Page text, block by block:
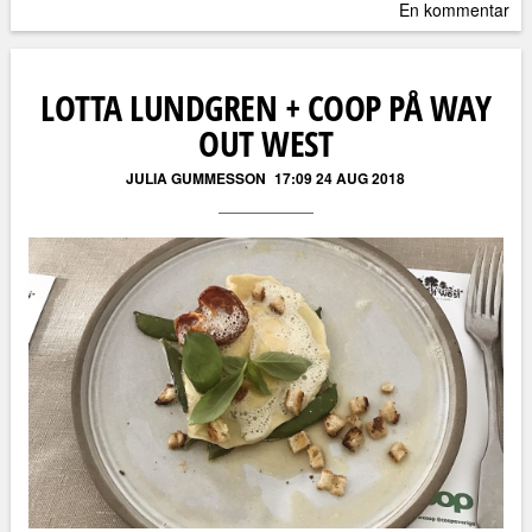
En kommentar
LOTTA LUNDGREN + COOP PÅ WAY
OUT WEST
JULIA GUMMESSON 17:09 24 AUG 2018